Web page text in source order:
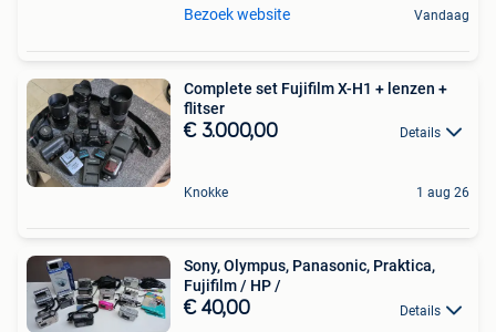
Bezoek website Vandaag
Complete set Fujifilm X-H1 + lenzen +
flitser
€ 3.000,00 Details
Knokke 1 aug 26
Sony, Olympus, Panasonic, Praktica,
Fujifilm / HP /
€ 40,00 Details